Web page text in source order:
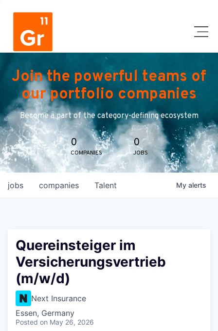
Join the powerful teams of
our portfolio companies
Become a part of the category-defining ecosystem
0
COMPANIES
0
JOBS
jobs companies Talent My alerts
Quereinsteiger im
Versicherungsvertrieb
(m/w/d)
Next Insurance
Essen, Germany
Posted on May 26, 2026